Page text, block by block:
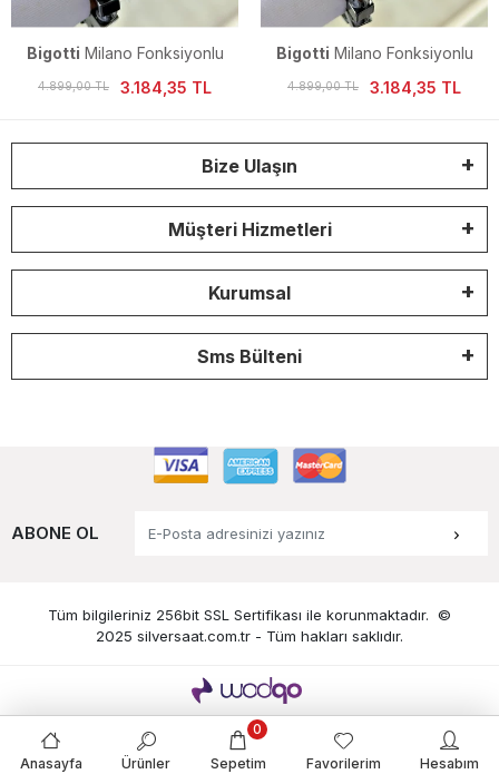
Bigotti Milano Fonksiyonlu
Erkek Kol Saati
4.899,00 TL 3.184,35 TL
Bigotti Milano Fonksiyonlu
Erkek Kol Saati
4.899,00 TL 3.184,35 TL
Bize Ulaşın
Müşteri Hizmetleri
Kurumsal
Sms Bülteni
ABONE OL
Tüm bilgileriniz 256bit SSL Sertifikası ile korunmaktadır. ©
2025 silversaat.com.tr - Tüm hakları saklıdır.
Anasayfa Ürünler Sepetim
0
Favorilerim Hesabım